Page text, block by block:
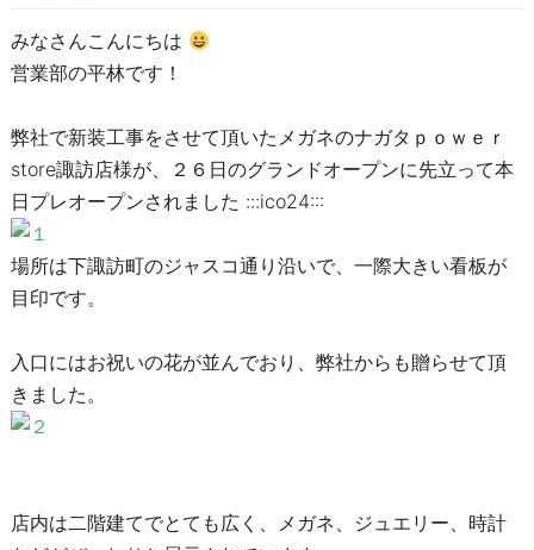
みなさんこんにちは
営業部の平林です！
弊社で新装工事をさせて頂いたメガネのナガタｐｏｗｅｒ
store諏訪店様が、２６日のグランドオープンに先立って本
日プレオープンされました :::ico24:::
場所は下諏訪町のジャスコ通り沿いで、一際大きい看板が
目印です。
入口にはお祝いの花が並んでおり、弊社からも贈らせて頂
きました。
店内は二階建てでとても広く、メガネ、ジュエリー、時計